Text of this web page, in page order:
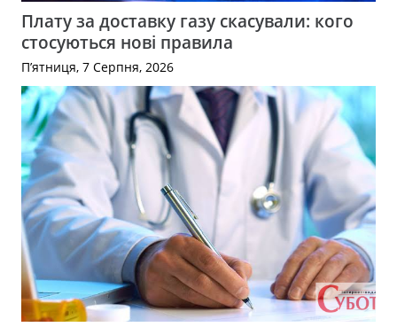
Плату за доставку газу скасували: кого
стосуються нові правила
П’ятниця, 7 Серпня, 2026